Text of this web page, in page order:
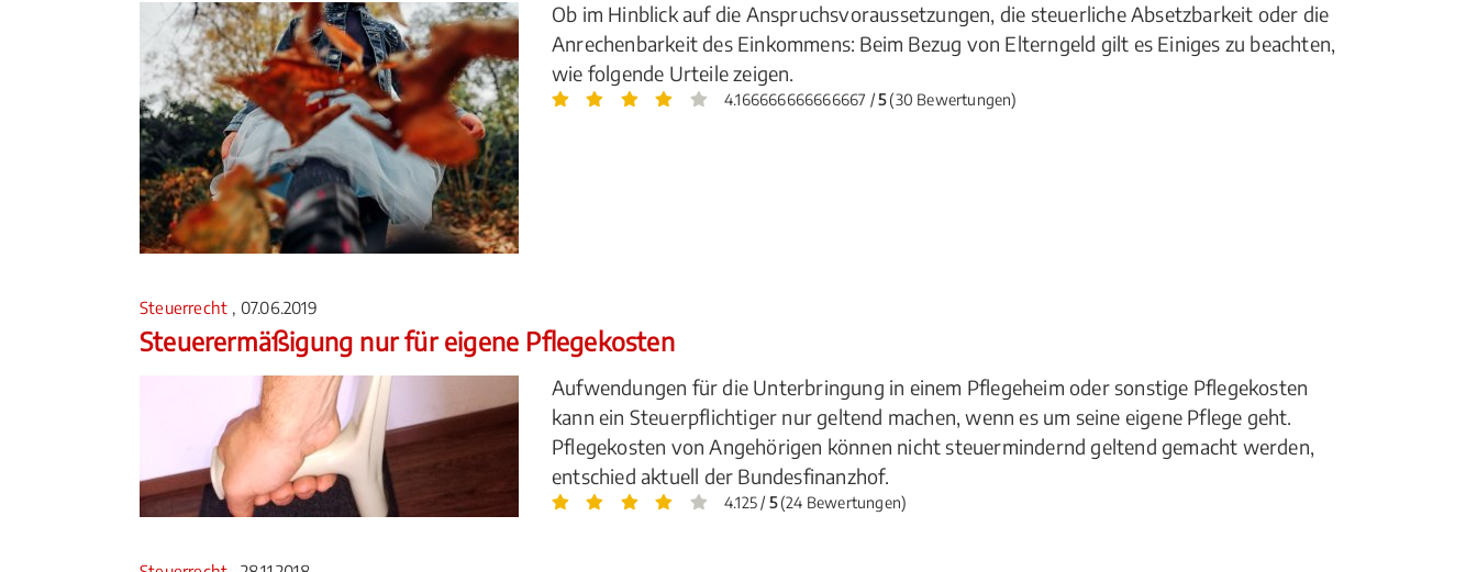
Ob im Hinblick auf die Anspruchsvoraussetzungen, die steuerliche Absetzbarkeit oder die
Anrechenbarkeit des Einkommens: Beim Bezug von Elterngeld gilt es Einiges zu beachten,
wie folgende Urteile zeigen.
4.166666666666667 /5(30 Bewertungen)
Steuerrecht , 07.06.2019
Steuerermäßigung nur für eigene Pflegekosten
Aufwendungen für die Unterbringung in einem Pflegeheim oder sonstige Pflegekosten
kann ein Steuerpflichtiger nur geltend machen, wenn es um seine eigene Pflege geht.
Pflegekosten von Angehörigen können nicht steuermindernd geltend gemacht werden,
entschied aktuell der Bundesfinanzhof.
4.125 / 5(24 Bewertungen)